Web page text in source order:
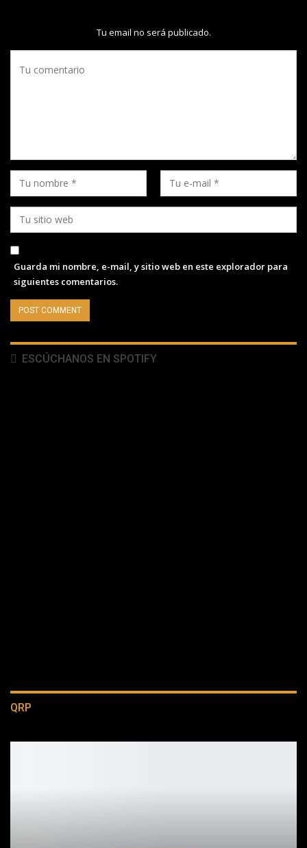
Tu email no será publicado.
Guarda mi nombre, e-mail, y sitio web en este explorador para
siguientes comentarios.
ESCÚCHANOS EN SPOTIFY
QRP